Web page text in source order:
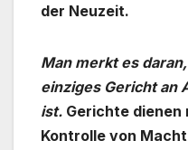
der Neuzeit.
Man merkt es
einziges Gericht an
ist. Gerichte dienen
Kontrolle von